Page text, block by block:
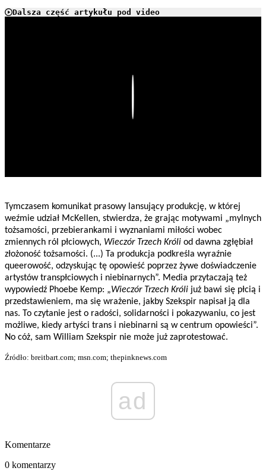
Dalsza część artykułu pod video
Tymczasem komunikat prasowy lansujący produkcję, w której
weźmie udział McKellen, stwierdza, że grając motywami „mylnych
tożsamości, przebierankami i wyznaniami miłości wobec
zmiennych ról płciowych, Wieczór Trzech Króli od dawna zgłębiał
złożoność tożsamości. (...) Ta produkcja podkreśla wyraźnie
queerowość, odzyskując tę opowieść poprzez żywe doświadczenie
artystów transpłciowych i niebinarnych”. Media przytaczają też
wypowiedź Phoebe Kemp: „Wieczór Trzech Króli już bawi się płcią i
przedstawieniem, ma się wrażenie, jakby Szekspir napisał ją dla
nas. To czytanie jest o radości, solidarności i pokazywaniu, co jest
możliwe, kiedy artyści trans i niebinarni są w centrum opowieści”.
No cóż, sam William Szekspir nie może już zaprotestować.
Źródło: breitbart.com; msn.com; thepinknews.com
ad
Komentarze
0 komentarzy